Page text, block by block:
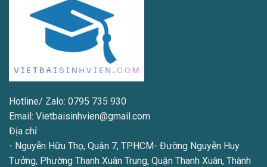
Hotline/ Zalo: 0795 735 930
Email: Vietbaisinhvien@gmail.com
Địa chỉ:
- Nguyễn Hữu Thọ, Quận 7, TPHCM- Đường Nguyễn Huy
Tưởng, Phường Thanh Xuân Trung, Quận Thanh Xuân, Thành